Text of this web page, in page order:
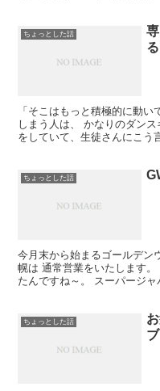
ちょっとした話
る
「そこはもっと積極的に動
しまう人は、 かなりのダン
をしていて、生徒さんにこう
ちょっとした話
今月末から始まるゴールデン
幌は 通常営業をいたします
たんですね～。 スーパージャ
ちょっとした話